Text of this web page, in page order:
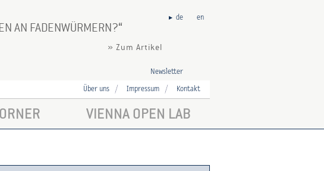
AN FADENWÜRMERN?
» Zum Artikel
de en
Newsletter
Über uns Impressum Kontakt
VIENNA OPEN LAB